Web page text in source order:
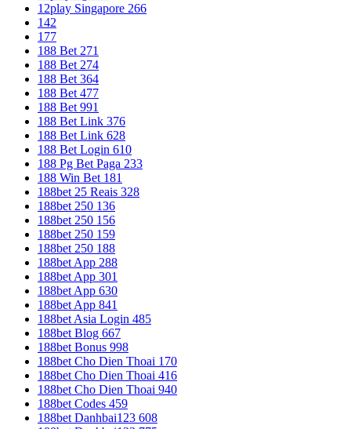
12play Singapore 266
142
177
188 Bet 271
188 Bet 274
188 Bet 364
188 Bet 477
188 Bet 991
188 Bet Link 376
188 Bet Link 628
188 Bet Login 610
188 Pg Bet Paga 233
188 Win Bet 181
188bet 25 Reais 328
188bet 250 136
188bet 250 156
188bet 250 159
188bet 250 188
188bet App 288
188bet App 301
188bet App 630
188bet App 841
188bet Asia Login 485
188bet Blog 667
188bet Bonus 998
188bet Cho Dien Thoai 170
188bet Cho Dien Thoai 416
188bet Cho Dien Thoai 940
188bet Codes 459
188bet Danhbai123 608